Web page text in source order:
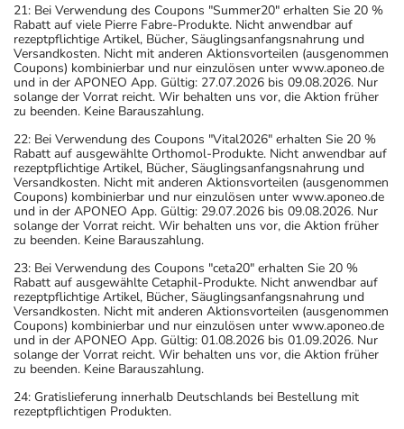
21: Bei Verwendung des Coupons "Summer20" erhalten Sie 20 %
Rabatt auf viele Pierre Fabre-Produkte. Nicht anwendbar auf
rezeptpflichtige Artikel, Bücher, Säuglingsanfangsnahrung und
Versandkosten. Nicht mit anderen Aktionsvorteilen (ausgenommen
Coupons) kombinierbar und nur einzulösen unter www.aponeo.de
und in der APONEO App. Gültig: 27.07.2026 bis 09.08.2026. Nur
solange der Vorrat reicht. Wir behalten uns vor, die Aktion früher
zu beenden. Keine Barauszahlung.
22: Bei Verwendung des Coupons "Vital2026" erhalten Sie 20 %
Rabatt auf ausgewählte Orthomol-Produkte. Nicht anwendbar auf
rezeptpflichtige Artikel, Bücher, Säuglingsanfangsnahrung und
Versandkosten. Nicht mit anderen Aktionsvorteilen (ausgenommen
Coupons) kombinierbar und nur einzulösen unter www.aponeo.de
und in der APONEO App. Gültig: 29.07.2026 bis 09.08.2026. Nur
solange der Vorrat reicht. Wir behalten uns vor, die Aktion früher
zu beenden. Keine Barauszahlung.
23: Bei Verwendung des Coupons "ceta20" erhalten Sie 20 %
Rabatt auf ausgewählte Cetaphil-Produkte. Nicht anwendbar auf
rezeptpflichtige Artikel, Bücher, Säuglingsanfangsnahrung und
Versandkosten. Nicht mit anderen Aktionsvorteilen (ausgenommen
Coupons) kombinierbar und nur einzulösen unter www.aponeo.de
und in der APONEO App. Gültig: 01.08.2026 bis 01.09.2026. Nur
solange der Vorrat reicht. Wir behalten uns vor, die Aktion früher
zu beenden. Keine Barauszahlung.
24: Gratislieferung innerhalb Deutschlands bei Bestellung mit
rezeptpflichtigen Produkten.